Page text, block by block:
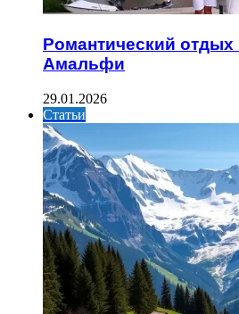
Романтический отдых
Амальфи
29.01.2026
Статьи